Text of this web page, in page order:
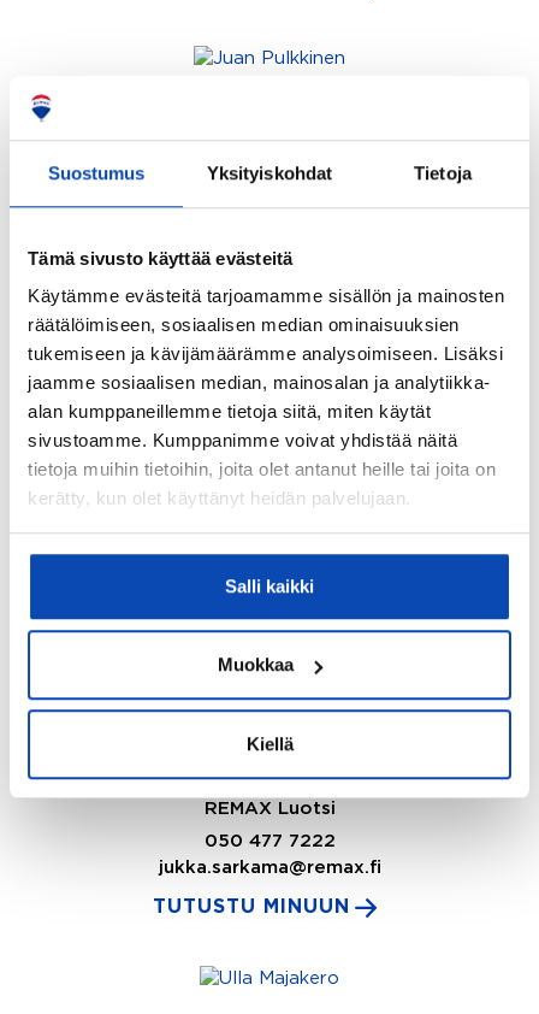
Suostumus Yksityiskohdat Tietoja
Tämä sivusto käyttää evästeitä
Käytämme evästeitä tarjoamamme sisällön ja mainosten
räätälöimiseen, sosiaalisen median ominaisuuksien
tukemiseen ja kävijämäärämme analysoimiseen. Lisäksi
jaamme sosiaalisen median, mainosalan ja analytiikka-
alan kumppaneillemme tietoja siitä, miten käytät
sivustoamme. Kumppanimme voivat yhdistää näitä
tietoja muihin tietoihin, joita olet antanut heille tai joita on
kerätty, kun olet käyttänyt heidän palvelujaan.
Salli kaikki
Muokkaa
Kiellä
Myyntineuvottelija, IAT
REMAX Elite
044 302 2313
Petrus Anttila
Kiinteistönvälittäjä LKV, LVV, KED,
Partner
REMAX Asuntoneliöt
petrus.anttila@remax.fi
TUTUSTU MINUUN
Jukka Sarkama
Yrittäjä, Kiinteistönvälittäjä LKV, LVV,
Kaupanvahvistaja
REMAX Luotsi
050 477 7222
jukka.sarkama@remax.fi
TUTUSTU MINUUN